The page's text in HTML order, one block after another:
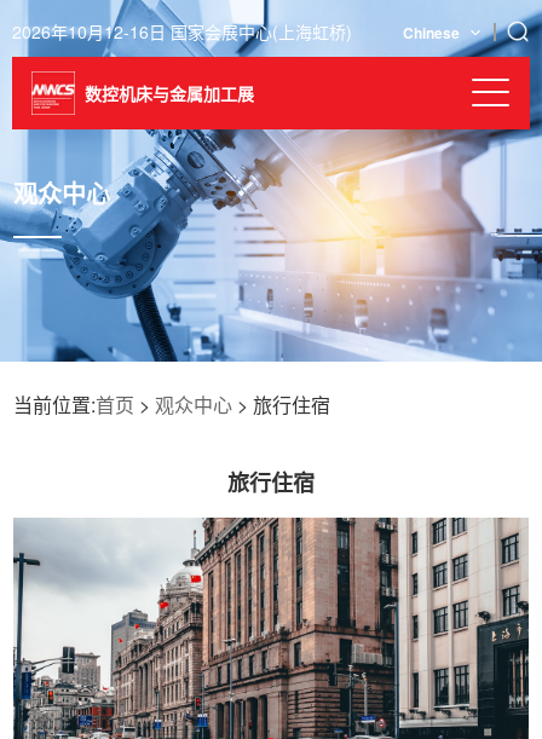
2026年10月12-16日 国家会展中心(上海虹桥) Chinese
数控机床与金属加工展
观众中心
当前位置:首页 >观众中心 > 旅行住宿
旅行住宿